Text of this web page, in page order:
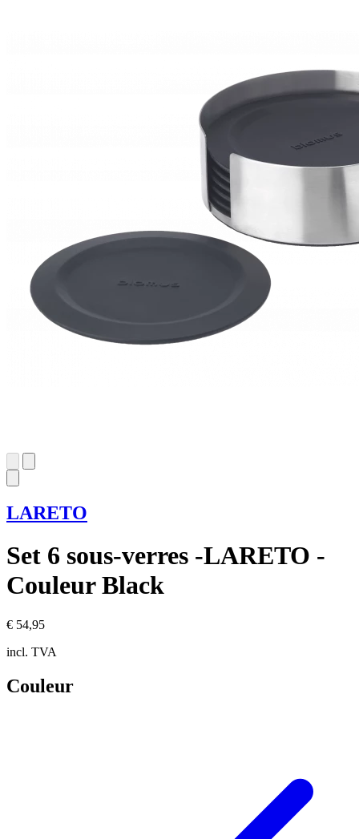
LARETO
Set 6 sous-verres -LARETO -
Couleur Black
€ 54,95
incl. TVA
Couleur